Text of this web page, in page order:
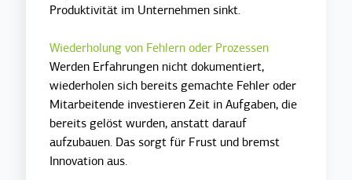
Produktivität im Unternehmen sinkt.
Wiederholung von Fehlern oder Prozessen
Werden Erfahrungen nicht dokumentiert,
wiederholen sich bereits gemachte Fehler oder
Mitarbeitende investieren Zeit in Aufgaben, die
bereits gelöst wurden, anstatt darauf
aufzubauen. Das sorgt für Frust und bremst
Innovation aus.